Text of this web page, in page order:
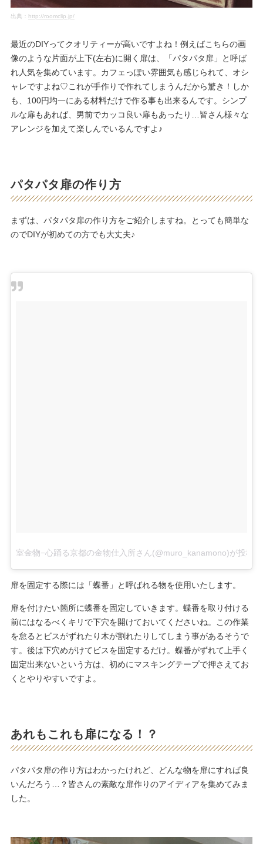
出典： http://roomclip.jp/
最近のDIYってクオリティーが高いですよね！例えばこちらの画
像のような片面が上下(左右)に開く扉は、「パタパタ扉」と呼ば
れ人気を集めています。カフェっぽい雰囲気も感じられて、オシ
ャレですよね♡これが手作りで作れてしまうんだから驚き！しか
も、100円均一にある材料だけで作る事も出来るんです。シンプ
ルな扉もあれば、男前でカッコ良い扉もあったり…皆さん様々な
アレンジを加えて楽しんでいるんですよ♪
パタパタ扉の作り方
まずは、パタパタ扉の作り方をご紹介しますね。とっても簡単な
のでDIYが初めての方でも大丈夫♪
室金物−心踊る京都の金物仕入所さん(@muro_kanamono)が投稿
扉を固定する際には「蝶番」と呼ばれる物を使用いたします。
扉を付けたい箇所に蝶番を固定していきます。蝶番を取り付ける
前にはなるべくキリで下穴を開けておいてくださいね。この作業
を怠るとビスがずれたり木が割れたりしてしまう事があるそうで
す。後は下穴めがけてビスを固定するだけ。蝶番がずれて上手く
固定出来ないという方は、初めにマスキングテープで押さえてお
くとやりやすいですよ。
あれもこれも扉になる！？
パタパタ扉の作り方はわかったけれど、どんな物を扉にすれば良
いんだろう…？皆さんの素敵な扉作りのアイディアを集めてみま
した。